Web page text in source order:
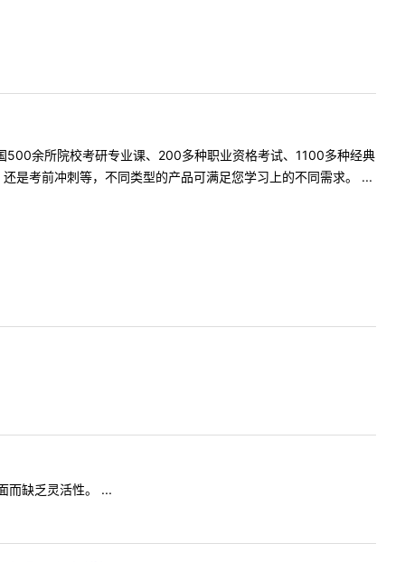
余所院校考研专业课、200多种职业资格考试、1100多种经典
是考前冲刺等，不同类型的产品可满足您学习上的不同需求。 ...
而缺乏灵活性。 ...